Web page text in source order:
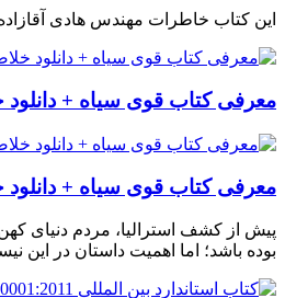
این کتاب خاطرات مهندس هادی
معرفی کتاب قوی سیاه + دانلود
معرفی کتاب قوی سیاه + دانلود
پیش از کشف استرالیا، مردم دنیاى
بوده باشد؛ اما اهمیت داستان در